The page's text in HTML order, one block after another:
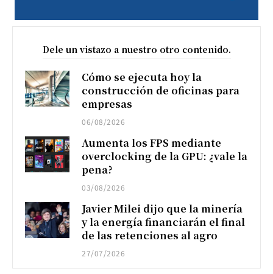
Dele un vistazo a nuestro otro contenido.
Cómo se ejecuta hoy la
construcción de oficinas para
empresas
06/08/2026
Aumenta los FPS mediante
overclocking de la GPU: ¿vale la
pena?
03/08/2026
Javier Milei dijo que la minería
y la energía financiarán el final
de las retenciones al agro
27/07/2026